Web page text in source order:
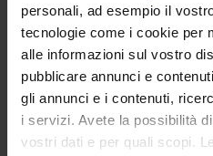
personali, ad esempio il
tecnologie come i cookie per
alle informazioni sul vostro
pubblicare annunci e
gli annunci e i contenuti,
i servizi. Avete la possibilità
vostri dati e per quali scopi.
PHD PROGRAMMES AND
TRAINING
Contacts
People
Places